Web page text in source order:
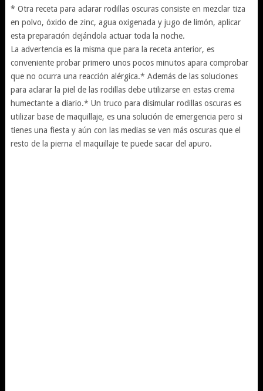
* Otra receta para aclarar rodillas oscuras consiste en mezclar tiza
en polvo, óxido de zinc, agua oxigenada y jugo de limón, aplicar
esta preparación dejándola actuar toda la noche.
La advertencia es la misma que para la receta anterior, es
conveniente probar primero unos pocos minutos apara comprobar
que no ocurra una reacción alérgica.* Además de las soluciones
para aclarar la piel de las rodillas debe utilizarse en estas crema
humectante a diario.* Un truco para disimular rodillas oscuras es
utilizar base de maquillaje, es una solución de emergencia pero si
tienes una fiesta y aún con las medias se ven más oscuras que el
resto de la pierna el maquillaje te puede sacar del apuro.